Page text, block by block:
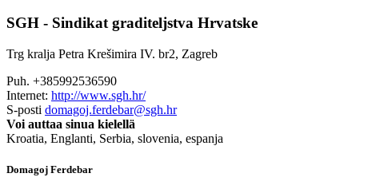
SGH - Sindikat graditeljstva Hrvatske
Trg kralja Petra Krešimira IV. br2, Zagreb
Puh. +385992536590
Internet: http://www.sgh.hr/
S-posti domagoj.ferdebar@sgh.hr
Voi auttaa sinua kielellä
Kroatia, Englanti, Serbia, slovenia, espanja
Domagoj Ferdebar